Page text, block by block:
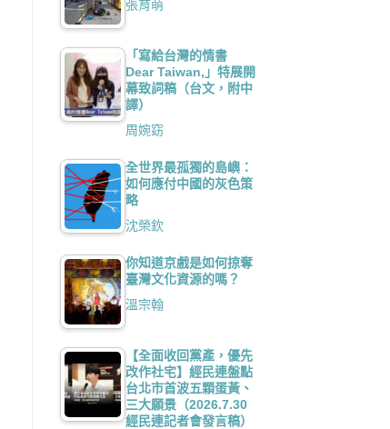
張育萌
「寫給台灣的情書
Dear Taiwan,」特展開
幕致詞稿（台文，附中
譯）
周婉窈
全世界最孤獨的島嶼：
如何應付中國的灰色策
略
沈榮欽
你知道京戲是如何掠奪
臺灣文化資源的嗎？
溫宗翰
【全面收回黨產，優先
改作社宅】經民連盤點
台北市首波五顆蛋黃、
三大願景（2026.7.30
經民連記者會發言稿）